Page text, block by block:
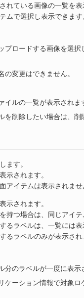
れている画像の一覧を
ムで選択し表示できます
プロードする画像を選
の変更はできません。
イルの一覧が表示されま
を削除したい場合は、
ます。
示されます。
アイテムは表示されませ
示されます。
持つ場合は、同じアイ
るラベルは、一覧には
るラベルのみが表示さ
分のラベルが一度に表示
ケーション情報で対象